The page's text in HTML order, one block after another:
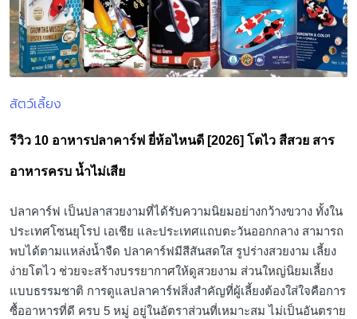
Posted
สัตว์เลี้ยง
รีวิว 10 อาหารปลาคาร์ฟ ยี่ห้อไหนดี [2026] โตไว สีสวย สาร
อาหารครบ น้ำไม่เสีย
ปลาคาร์ฟ เป็นปลาสวยงามที่ได้รับความนิยมอย่างกว้างขวาง ทั้งใน
ประเทศโซนยุโรป เอเชีย และประเทศแถบตะวันออกกลาง สามารถ
พบได้ตามแหล่งน้ำจืด ปลาคาร์ฟมีสีสันสดใส รูปร่างสวยงาม เลี้ยง
ง่ายโตไว ช่วยจะสร้างบรรยากาศให้ดูสวยงาม ส่วนใหญ่นิยมเลี้ยง
แบบธรรมชาติ การดูแลปลาคาร์ฟสิ่งสำคัญที่ผู้เลี้ยงต้องใส่ใจคือการ
ซื้ออาหารที่ดี ครบ 5 หมู่ อยู่ในอัตราส่วนที่เหมาะสม ไม่เป็นอันตราย